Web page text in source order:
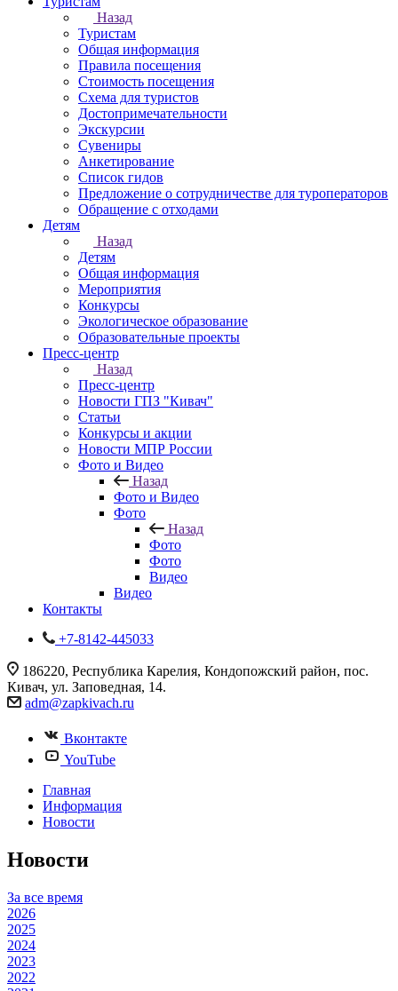
Назад
Туристам
Общая информация
Правила посещения
Стоимость посещения
Схема для туристов
Достопримечательности
Экскурсии
Сувениры
Анкетирование
Список гидов
Предложение о сотрудничестве для туроператоров
Обращение с отходами
Детям
Назад
Детям
Общая информация
Мероприятия
Конкурсы
Экологическое образование
Образовательные проекты
Пресс-центр
Назад
Пресс-центр
Новости ГПЗ "Кивач"
Статьи
Конкурсы и акции
Новости МПР России
Фото и Видео
Назад
Фото и Видео
Фото
Назад
Фото
Фото
Видео
Видео
Контакты
+7-8142-445033
186220, Республика Карелия, Кондопожский район, пос.
Кивач, ул. Заповедная, 14.
adm@zapkivach.ru
Вконтакте
YouTube
Главная
Информация
Новости
Новости
За все время
2026
2025
2024
2023
2022